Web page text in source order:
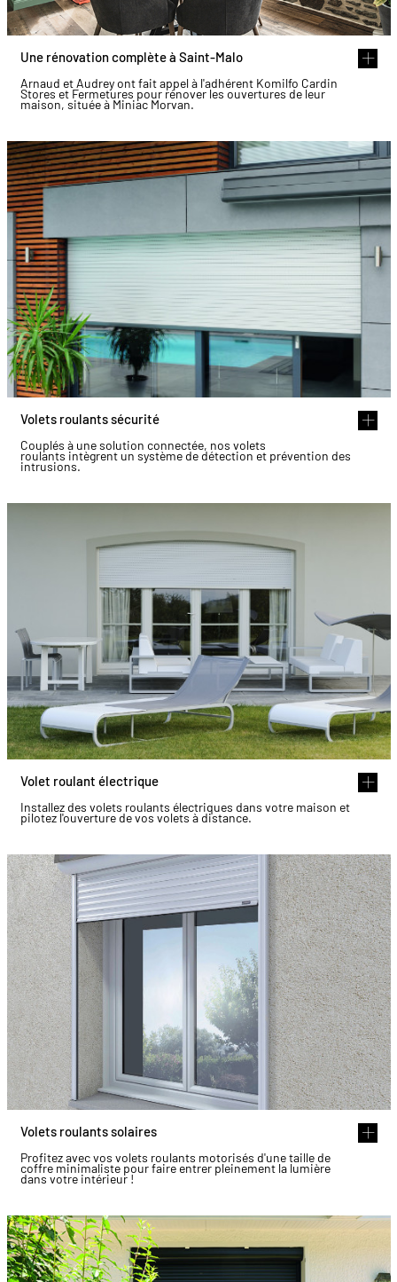
Une rénovation complète à Saint-Malo
Arnaud et Audrey ont fait appel à l'adhérent Komilfo Cardin
Stores et Fermetures pour rénover les ouvertures de leur
maison, située à Miniac Morvan.
Volets roulants sécurité
Couplés à une solution connectée, nos volets
roulants intègrent un système de détection et prévention des
intrusions.
Volet roulant électrique
Installez des volets roulants électriques dans votre maison et
pilotez l'ouverture de vos volets à distance.
Volets roulants solaires
Profitez avec vos volets roulants motorisés d'une taille de
coffre minimaliste pour faire entrer pleinement la lumière
dans votre intérieur !